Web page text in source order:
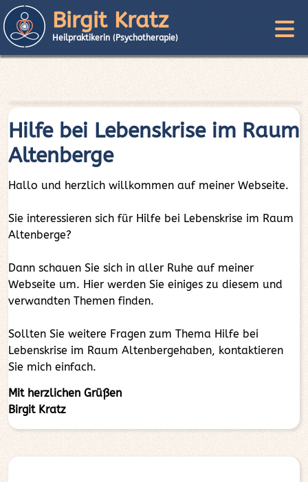
Birgit Kratz
Heilpraktikerin (Psychotherapie)
Hilfe bei Lebenskrise im Raum
Altenberge
Hallo und herzlich willkommen auf meiner Webseite.
Sie interessieren sich für Hilfe bei Lebenskrise im Raum
Altenberge?
Dann schauen Sie sich in aller Ruhe auf meiner
Webseite um. Hier werden Sie einiges zu diesem und
verwandten Themen finden.
Sollten Sie weitere Fragen zum Thema Hilfe bei
Lebenskrise im Raum Altenbergehaben, kontaktieren
Sie mich einfach.
Mit herzlichen Grüßen
Birgit Kratz